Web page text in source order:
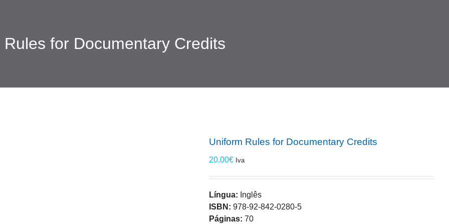
Rules for Documentary Credits
Uniform Rules for Documentary Credits
20.00€ Iva
Língua: Inglês
ISBN: 978-92-842-0280-5
Páginas: 70